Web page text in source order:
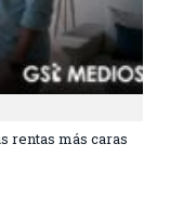
rentas más caras